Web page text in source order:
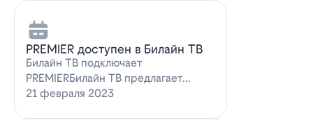
PREMIER доступен в Билайн ТВ
Билайн ТВ подключает
PREMIERБилайн ТВ предлагает
подписку на PREMIER. Всем
21 февраля 2023